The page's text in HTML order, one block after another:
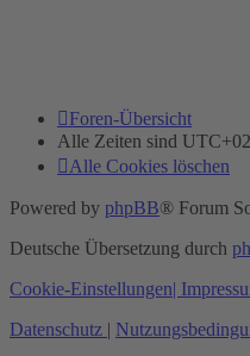
Foren-Übersicht
Alle Zeiten sind
Alle Cookies löschen
Powered by phpBB® Forum
Deutsche Übersetzung durch
Cookie-Einstellungen|
Datenschutz |